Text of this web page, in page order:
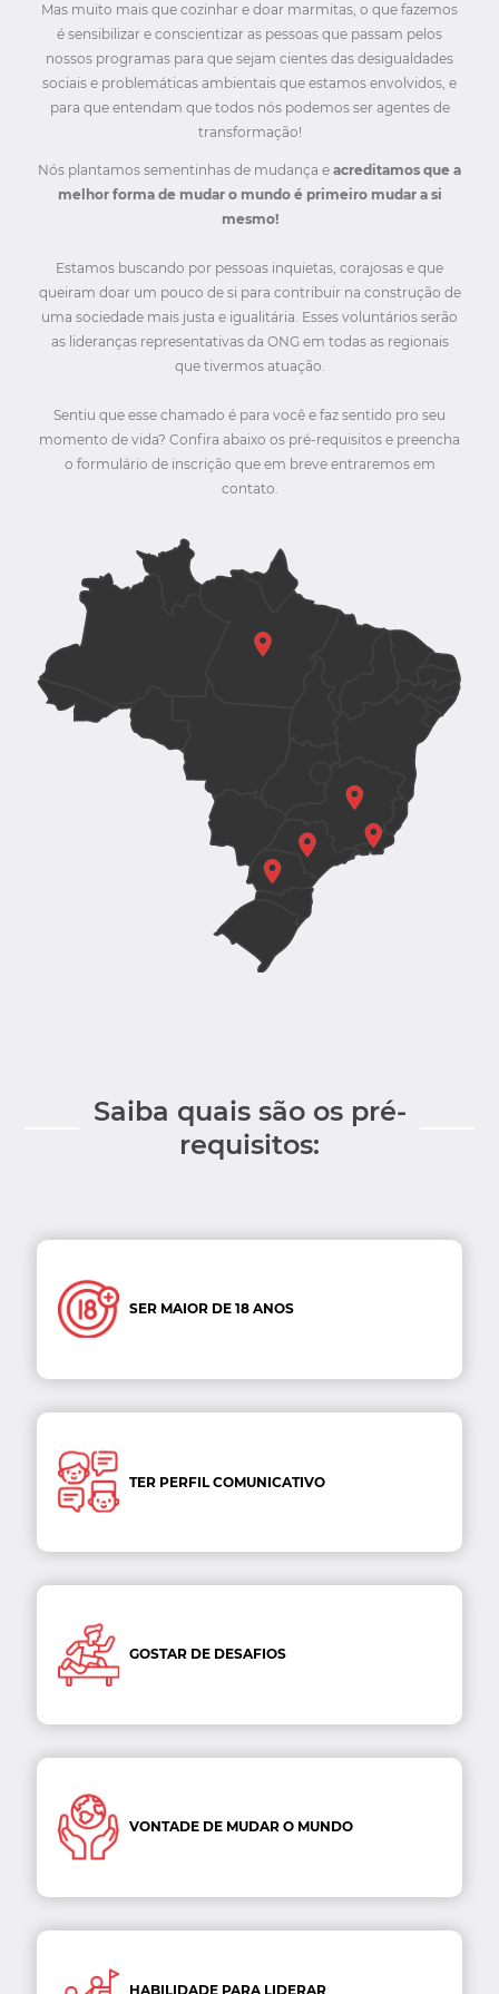
Mas muito mais que cozinhar e doar marmitas, o que fazemos
é sensibilizar e conscientizar as pessoas que passam pelos
nossos programas para que sejam cientes das desigualdades
sociais e problemáticas ambientais que estamos envolvidos, e
para que entendam que todos nós podemos ser agentes de
transformação!
Nós plantamos sementinhas de mudança e acreditamos que a
melhor forma de mudar o mundo é primeiro mudar a si
mesmo!
Estamos buscando por pessoas inquietas, corajosas e que
queiram doar um pouco de si para contribuir na construção de
uma sociedade mais justa e igualitária. Esses voluntários serão
as lideranças representativas da ONG em todas as regionais
que tivermos atuação.
Sentiu que esse chamado é para você e faz sentido pro seu
momento de vida? Confira abaixo os pré-requisitos e preencha
o formulário de inscrição que em breve entraremos em
contato.
Saiba quais são os pré-
requisitos:
SER MAIOR DE 18 ANOS
TER PERFIL COMUNICATIVO
GOSTAR DE DESAFIOS
VONTADE DE MUDAR O MUNDO
HABILIDADE PARA LIDERAR